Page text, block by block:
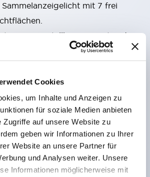
Cookies
um Inhalte und Anzeigen zu
für soziale Medien anbieten
Zugriffe auf unsere Website zu
geben wir Informationen zu Ihrer
Website an unsere Partner für
und Analysen weiter. Unsere
Informationen möglicherweise mit
mit 7 frei
einem verstellbaren Fenster, das
in großer Höhe gut sichtbar
superhellen, flächenstrahlenden
der SS-Klemmenstruktur
reduziert, zudem
und Gehäuse in einem
eine
realisiert.